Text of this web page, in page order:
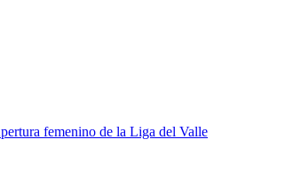
femenino de la Liga del Valle